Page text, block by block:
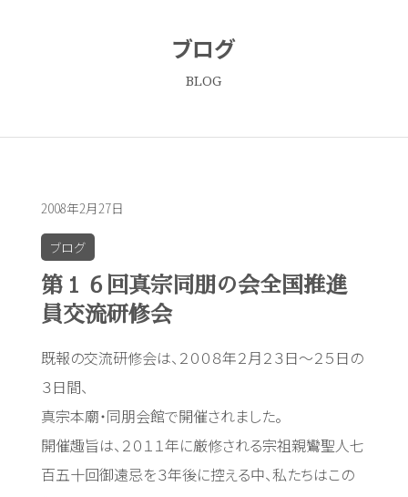
ブログ
BLOG
2008年2月27日
ブログ
第１６回真宗同朋の会全国推進
員交流研修会
既報の交流研修会は、２００８年２月２３日～２５日の
３日間、
真宗本廟・同朋会館で開催されました。
開催趣旨は、２０１１年に厳修される宗祖親鸞聖人七
百五十回御遠忌を３年後に控える中、私たちはこの